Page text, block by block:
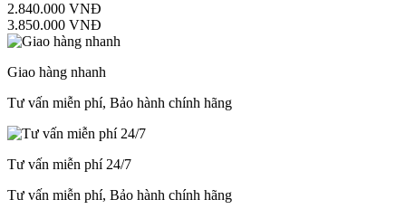
2.840.000 VNĐ
3.850.000 VNĐ
Giao hàng nhanh
Tư vấn miễn phí, Bảo hành chính hãng
Tư vấn miễn phí 24/7
Tư vấn miễn phí, Bảo hành chính hãng